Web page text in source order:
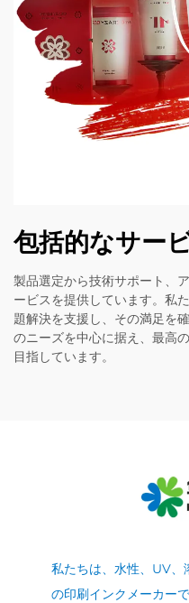
包括的なサー
製品選定から技術サポート、
ービスを提供しています。私
題解決を支援し、その満足を
のニーズを中心に据え、最高
目指しています。
私たちは、水性、UV、
の印刷インクメーカー